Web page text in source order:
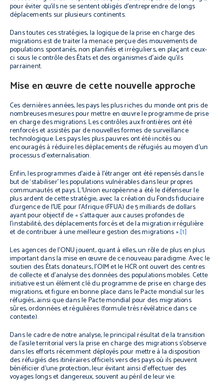
pour éviter qu’ils ne se sentent obligés d’entreprendre de longs
déplacements sur plusieurs continents.
Dans toutes ces stratégies, la logique de la prise en charge des
migrations est de traiter la menace perçue des mouvements de
populations spontanés, non planifiés et irréguliers, en plaçant ceux-
ci sous le contrôle des États et des organismes d’aide qu’ils
parrainent.
Mise en œuvre de cette nouvelle approche
Ces dernières années, les pays les plus riches du monde ont pris de
nombreuses mesures pour mettre en œuvre le programme de prise
en charge des migrations. Les contrôles aux frontières ont été
renforcés et assistés par de nouvelles formes de surveillance
technologique. Les pays les plus pauvres ont été incités ou
encouragés à réduire les déplacements de réfugiés au moyen d’un
processus d’externalisation.
Enfin, les programmes d’aide à l’étranger ont été repensés dans le
but de ‘stabiliser’ les populations vulnérables dans leur propres
communautés et pays. L’Union européenne a été le défenseur le
plus ardent de cette stratégie, avec la création du Fonds fiduciaire
d’urgence de l’UE pour l’Afrique (FFUA) de 5 milliards de dollars
ayant pour objectif de « s’attaquer aux causes profondes de
l’instabilité, des déplacements forcés et de la migration irrégulière
et de contribuer à une meilleure gestion des migrations ».[1]
Les agences de l’ONU jouent, quant à elles, un rôle de plus en plus
important dans la mise en œuvre de ce nouveau paradigme. Avec le
soutien des États donateurs, l’OIM et le HCR ont ouvert des centres
de collecte et d’analyse des données des populations mobiles. Cette
initiative est un élément clé du programme de prise en charge des
migrations, et figure en bonne place dans le Pacte mondial sur les
réfugiés, ainsi que dans le Pacte mondial pour des migrations
sûres, ordonnées et régulières (formule très révélatrice dans ce
contexte).
Dans le cadre de notre analyse, le principal résultat de la transition
de l’asile territorial vers la prise en charge des migrations s’observe
dans les efforts récemment déployés pour mettre à la disposition
des réfugiés des itinéraires officiels vers des pays où ils peuvent
bénéficier d’une protection, leur évitant ainsi d’effectuer des
voyages longs et dangereux, souvent au péril de leur vie.